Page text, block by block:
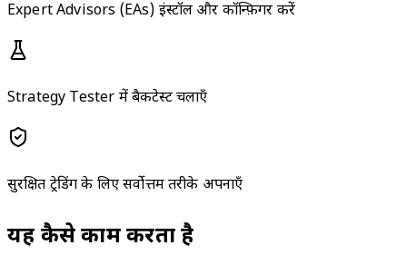
Expert Advisors (EAs) इंस्टॉल और कॉन्फ़िगर करें
Strategy Tester में बैकटेस्ट चलाएँ
सुरक्षित ट्रेडिंग के लिए सर्वोत्तम तरीके अपनाएँ
यह कैसे काम करता है